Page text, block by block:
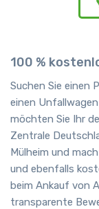
100 %
Suchen Sie einen
einen
möchten Sie Ihr
Zentrale
Mülheim und
und ebenfalls
beim Ankauf von
transparente